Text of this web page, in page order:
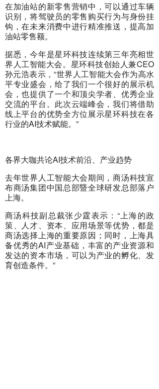
在加油站的新零售营销中，可以通过车辆
识别，将驾驶员的零售购买行为与身份挂
钩，在未来消费中进行精准推送，提高加
油站零售额。
据悉，今年是星环科技连续第三年亮相世
界人工智能大会。星环科技创始人兼CEO
孙元浩表示，“世界人工智能大会作为高水
平专业盛会，给了我们一个很好的展示机
会，也提供了一个和顶尖学者、优秀企业
交流的平台。此次云端峰会，我们将借助
线上平台的优势全方位展示星环科技在各
行业的AI技术赋能。”
各界大咖共论AI技术前沿、产业趋势
去年世界人工智能大会期间，商汤科技宣
布商汤集团中国总部暨全球研发总部落户
上海。
商汤科技副总裁张少霆表示：“上海的政
策、人才、资本、应用场景等优势，都是
商汤选择上海的重要原因；同时，上海具
备优秀的AI产业基础，丰富的产业资源和
发达的资本市场，可以为产业的孵化、发
育创造条件。”